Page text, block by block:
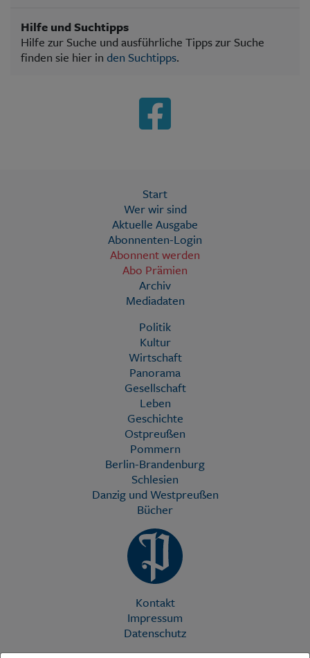
Hilfe und Suchtipps
Hilfe zur Suche und ausführliche Tipps zur Suche
finden sie hier in den Suchtipps.
Start
Wer wir sind
Aktuelle Ausgabe
Abonnenten-Login
Abonnent werden
Abo Prämien
Archiv
Mediadaten
Politik
Kultur
Wirtschaft
Panorama
Gesellschaft
Leben
Geschichte
Ostpreußen
Pommern
Berlin-Brandenburg
Schlesien
Danzig und Westpreußen
Bücher
Kontakt
Impressum
Datenschutz